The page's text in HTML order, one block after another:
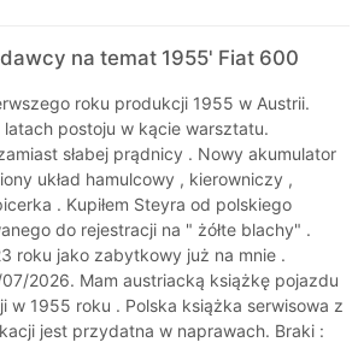
na temat 1955' Fiat 600
roku produkcji 1955 w Austrii.
latach postoju w kącie warsztatu.
słabej prądnicy . Nowy akumulator
układ hamulcowy , kierowniczy ,
. Kupiłem Steyra od polskiego
do rejestracji na " żółte blachy" .
roku jako zabytkowy już na mnie .
2026. Mam austriacką książkę pojazdu
w 1955 roku . Polska książka serwisowa z
jest przydatna w naprawach. Braki :